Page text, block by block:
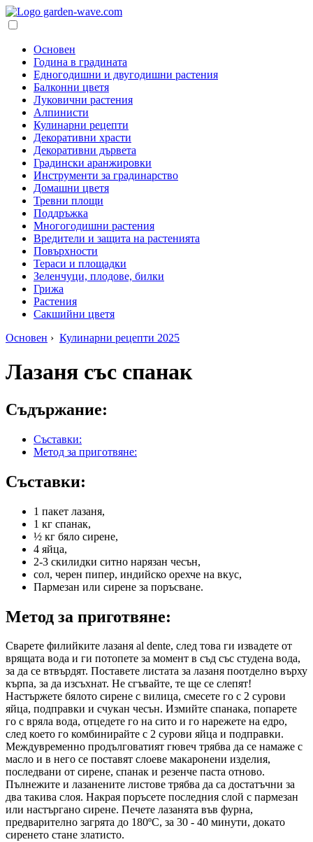
Основен
Година в градината
Едногодишни и двугодишни растения
Балконни цветя
Луковични растения
Алпинисти
Кулинарни рецепти
Декоративни храсти
Декоративни дървета
Градински аранжировки
Инструменти за градинарство
Домашни цветя
Тревни площи
Поддръжка
Многогодишни растения
Вредители и защита на растенията
Повърхности
Тераси и площадки
Зеленчуци, плодове, билки
Грижа
Растения
Сакшийни цветя
Основен › Кулинарни рецепти 2025
Лазаня със спанак
Съдържание:
Съставки:
Метод за приготвяне:
Съставки:
1 пакет лазаня,
1 кг спанак,
½ кг бяло сирене,
4 яйца,
2-3 скилидки ситно нарязан чесън,
сол, черен пипер, индийско орехче на вкус,
Пармезан или сирене за поръсване.
Метод за приготвяне:
Сварете филийките лазаня al dente, след това ги извадете от
врящата вода и ги потопете за момент в съд със студена вода,
за да се втвърдят. Поставете листата за лазаня поотделно върху
кърпа, за да изсъхнат. Не сгъвайте, те ще се слепят!
Настържете бялото сирене с вилица, смесете го с 2 сурови
яйца, подправки и счукан чесън. Измийте спанака, попарете
го с вряла вода, отцедете го на сито и го нарежете на едро,
след което го комбинирайте с 2 сурови яйца и подправки.
Междувременно продълговатият гювеч трябва да се намаже с
масло и в него се поставят слоеве макаронени изделия,
последвани от сирене, спанак и резенче паста отново.
Пълнежите и лазанените листове трябва да са достатъчни за
два такива слоя. Накрая поръсете последния слой с пармезан
или настъргано сирене. Печете лазанята във фурна,
предварително загрята до 180ºC, за 30 - 40 минути, докато
сиренето стане златисто.